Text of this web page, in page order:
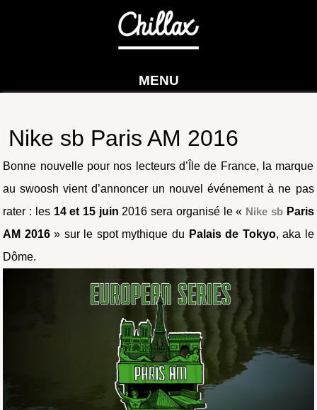
MENU
Nike sb Paris AM 2016
Bonne nouvelle pour nos lecteurs d’Île de France, la marque
au swoosh vient d’annoncer un nouvel événement à ne pas
rater : les 14 et 15 juin 2016 sera organisé le « Nike sbParis
AM 2016» sur le spot mythique du Palais de Tokyo, aka le
Dôme.